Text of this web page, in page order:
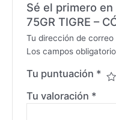
Sé el primero en
75GR TIGRE –
Tu dirección de
Los campos
Tu puntuación *
Tu valoración *